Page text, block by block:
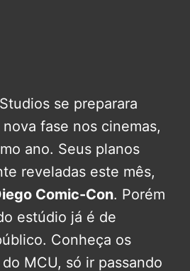
se preparara
fase nos cinemas,
ano. Seus planos
reveladas este mês,
Comic-Con. Porém
estúdio já é de
Conheça os
MCU, só ir passando